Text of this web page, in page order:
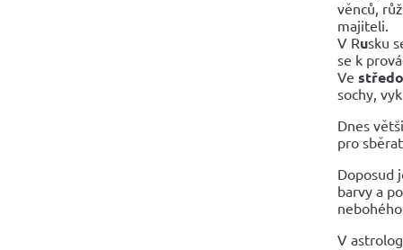
věnců,
majiteli.
V Rusku
se k
Ve
sochy,
Dnes
pro
Doposud
barvy a
V